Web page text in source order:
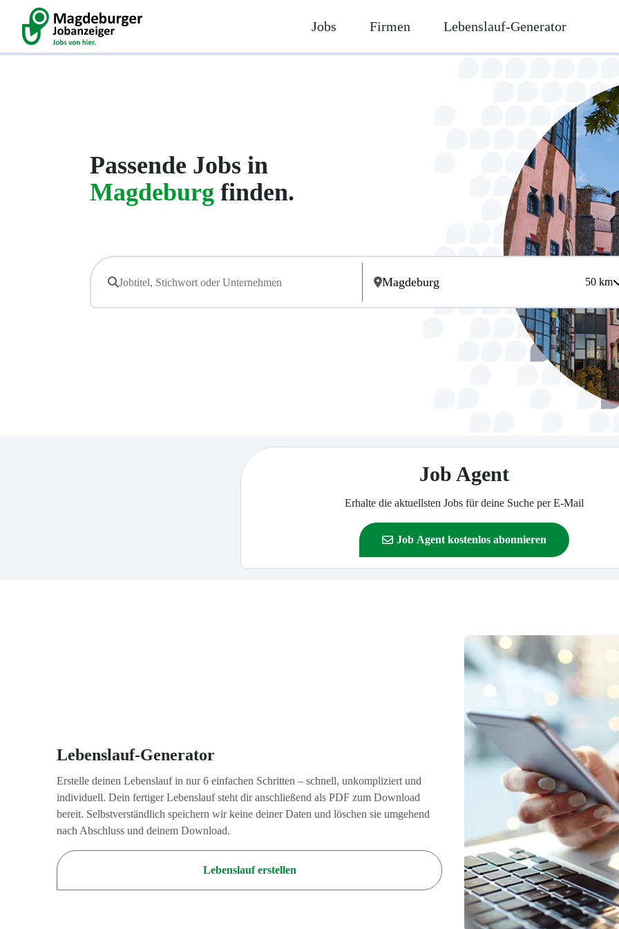
Jobs Firmen Lebenslauf-Generator
Passende Jobs in
Magdeburg finden.
50km
Job Agent
Erhalte die aktuellsten Jobs für deine Suche per E-Mail
Job Agent kostenlos abonnieren
Lebenslauf-Generator
Erstelle deinen Lebenslauf in nur 6 einfachen Schritten – schnell, unkompliziert und
individuell. Dein fertiger Lebenslauf steht dir anschließend als PDF zum Download
bereit. Selbstverständlich speichern wir keine deiner Daten und löschen sie umgehend
nach Abschluss und deinem Download.
Lebenslauf erstellen